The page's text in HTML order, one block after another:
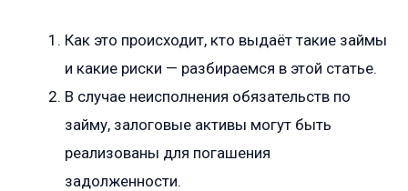
Как это происходит, кто выдаёт такие займы
и какие риски — разбираемся в этой статье.
В случае неисполнения обязательств по
займу, залоговые активы могут быть
реализованы для погашения
задолженности.